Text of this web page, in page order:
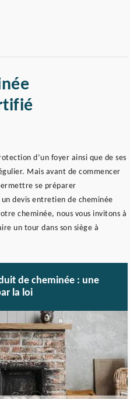
d’un foyer ainsi que de ses
Mais avant de commencer
se préparer
devis entretien de cheminée
cheminée, nous vous invitons à
un tour dans son siège à
de cheminée : une
la loi